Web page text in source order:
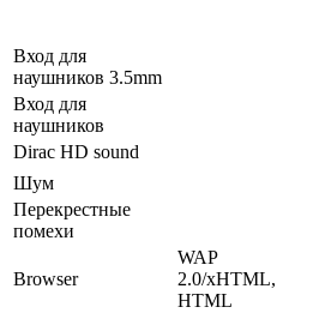
Вход для
наушников 3.5mm
Вход для
наушников
Dirac HD sound
Шум
Перекрестные
помехи
Browser
WAP
2.0/xHTML,
HTML